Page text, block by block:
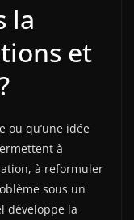
la
et
ou qu’une idée
à
à reformuler
sous un
développe la